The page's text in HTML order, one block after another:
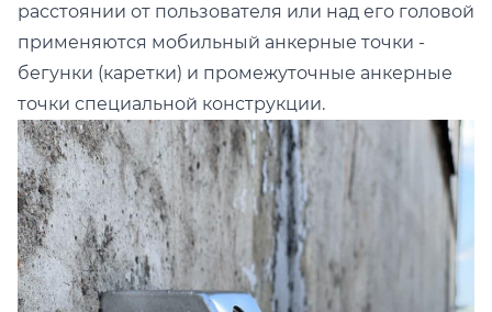
расстоянии от пользователя или над его головой
применяются мобильный анкерные точки -
бегунки (каретки) и промежуточные анкерные
точки специальной конструкции.